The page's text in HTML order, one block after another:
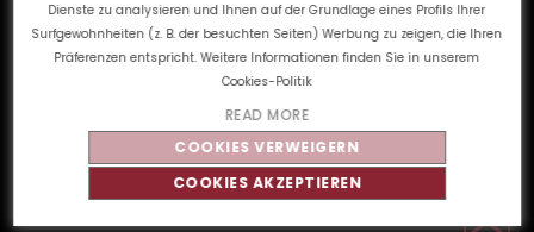
Dienste zu analysieren und Ihnen auf der Grundlage eines Profils Ihrer
Surfgewohnheiten (z. B. der besuchten Seiten) Werbung zu zeigen, die Ihren
Präferenzen entspricht. Weitere Informationen finden Sie in unserem
Cookies-Politik
READ MORE
COOKIES VERWEIGERN
COOKIES AKZEPTIEREN
Beschwerdekanal
Cookie-Richtlinie
Datenschutzbestimmungen
Rechtlicher Hinweis
2026 - Alle Rechte vorbehalten